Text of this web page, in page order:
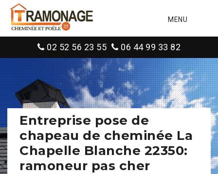
MENU
02 52 56 23 55 06 44 99 33 82
Entreprise pose de
chapeau de cheminée La
Chapelle Blanche 22350:
ramoneur pas cher